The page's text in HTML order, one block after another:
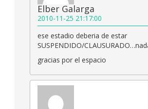
Elber Galarga
2010-11-25 21:17:00
ese estadio deberia de estar
SUSPENDIDO/
gracias por el espacio